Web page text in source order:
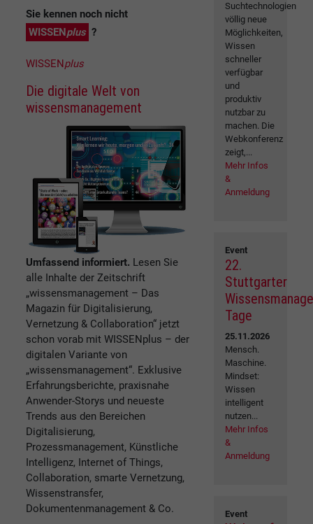
Sie kennen noch nicht
WISSENplus ?
WISSENplus
Die digitale Welt von
wissensmanagement
Umfassend informiert. Lesen Sie
alle Inhalte der Zeitschrift
„wissensmanagement – Das
Magazin für Digitalisierung,
Vernetzung & Collaboration“ jetzt
schon vorab mit WISSENplus – der
digitalen Variante von
„wissensmanagement“. Exklusive
Erfahrungsberichte, praxisnahe
Anwender-Storys und neueste
Trends aus den Bereichen
Digitalisierung,
Prozessmanagement, Künstliche
Intelligenz, Internet of Things,
Collaboration, smarte Vernetzung,
Wissenstransfer,
Dokumentenmanagement & Co.
Suchtechnologien
völlig neue
Möglichkeiten,
Wissen
schneller
verfügbar
und
produktiv
nutzbar zu
machen. Die
Webkonferenz
zeigt,...
Mehr Infos
&
Anmeldung
Event
22.
Stuttgarter
Tage
25.11.2026
Mensch.
Maschine.
Mindset:
Wissen
intelligent
nutzen...
Mehr Infos
&
Anmeldung
Event